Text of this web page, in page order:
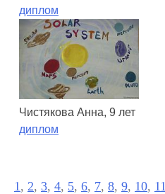
диплом
Чистякова Анна, 9 лет
диплом
1 , 2, 3, 4, 5, 6, 7, 8, 9, 10, 11